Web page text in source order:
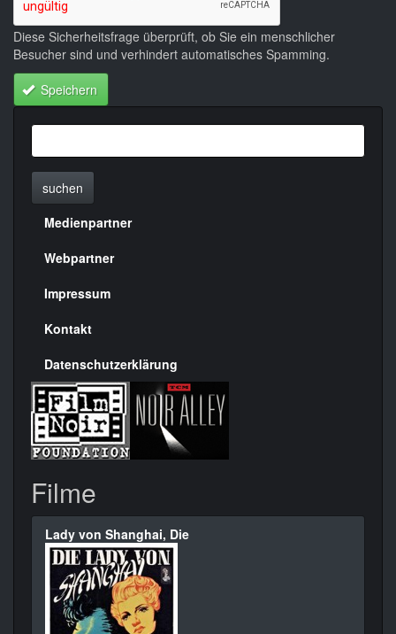
Diese Sicherheitsfrage überprüft, ob Sie ein menschlicher
Besucher sind und verhindert automatisches Spamming.
Speichern
suchen
Menülinks
rechte
Seite
Medienpartner
Webpartner
Impressum
Kontakt
Datenschutzerklärung
Filme
Lady von Shanghai, Die